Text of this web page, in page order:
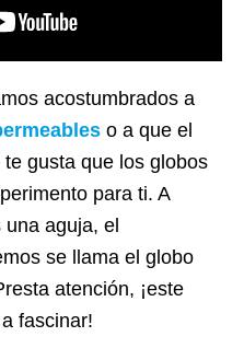
acostumbrados a
o a que el
te gusta que los globos
para ti. A
una aguja, el
se llama el globo
atención, ¡este
fascinar!